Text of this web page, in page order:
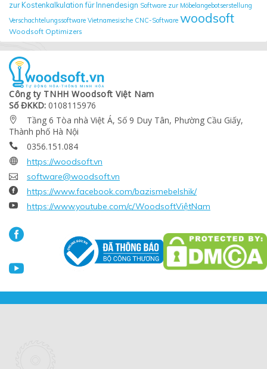
zur Kostenkalkulation für Innendesign Software zur Möbelangebotserstellung
Verschachtelungssoftware Vietnamesische CNC-Software woodsoft
Woodsoft Optimizers
Công ty TNHH Woodsoft Việt Nam
Số ĐKKD: 0108115976

Tầng 6 Tòa nhà Việt Á, Số 9 Duy Tân, Phường Cầu Giấy,
Thành phố Hà Nội
 0356.151.084
 https://woodsoft.vn
 software@woodsoft.vn
 https://www.facebook.com/bazismebelshik/
 https://www.youtube.com/c/WoodsoftViệtNam

